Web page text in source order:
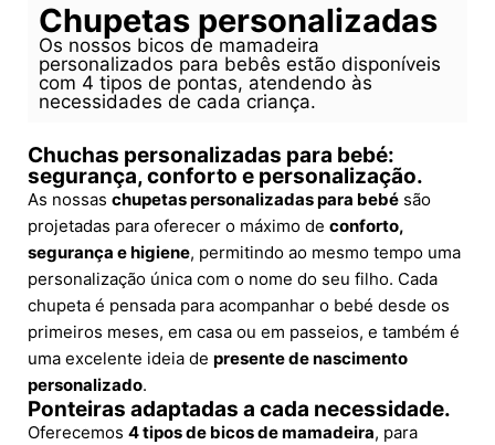
Chupetas personalizadas
Os nossos bicos de mamadeira
personalizados para bebês estão disponíveis
com 4 tipos de pontas, atendendo às
necessidades de cada criança.
Chuchas personalizadas para bebé:
segurança, conforto e personalização.
As nossas chupetas personalizadas para bebé são
projetadas para oferecer o máximo de conforto,
segurança e higiene, permitindo ao mesmo tempo uma
personalização única com o nome do seu filho. Cada
chupeta é pensada para acompanhar o bebé desde os
primeiros meses, em casa ou em passeios, e também é
uma excelente ideia de presente de nascimento
personalizado.
Ponteiras adaptadas a cada necessidade.
Oferecemos 4 tipos de bicos de mamadeira, para